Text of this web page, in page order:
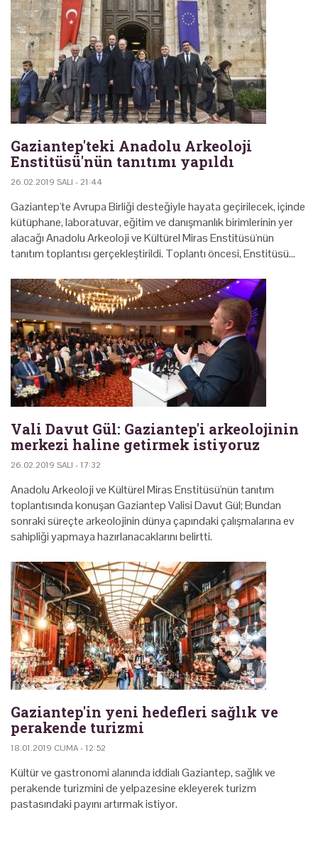
Gaziantep'teki Anadolu Arkeoloji
Enstitüsü'nün tanıtımı yapıldı
26.02.2019 SALI - 21:44
Gaziantep'te Avrupa Birliği desteğiyle hayata geçirilecek, içinde
kütüphane, laboratuvar, eğitim ve danışmanlık birimlerinin yer
alacağı Anadolu Arkeoloji ve Kültürel Miras Enstitüsü'nün
tanıtım toplantısı gerçekleştirildi. Toplantı öncesi, Enstitüsü…
Vali Davut Gül: Gaziantep'i arkeolojinin
merkezi haline getirmek istiyoruz
26.02.2019 SALI - 17:32
Anadolu Arkeoloji ve Kültürel Miras Enstitüsü'nün tanıtım
toplantısında konuşan Gaziantep Valisi Davut Gül; Bundan
sonraki süreçte arkeolojinin dünya çapındaki çalışmalarına ev
sahipliği yapmaya hazırlanacaklarını belirtti.
Gaziantep'in yeni hedefleri sağlık ve
perakende turizmi
18.01.2019 CUMA - 12:52
Kültür ve gastronomi alanında iddialı Gaziantep, sağlık ve
perakende turizmini de yelpazesine ekleyerek turizm
pastasındaki payını artırmak istiyor.